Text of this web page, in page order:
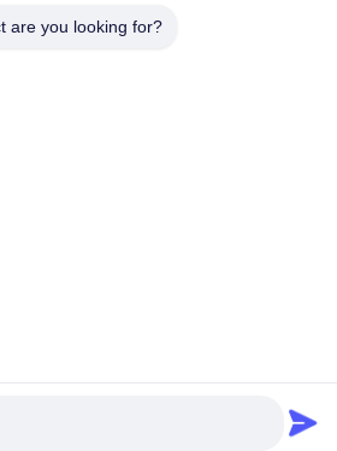
CO.,LTD. Alle Rechte vorbehalten.
are you looking for?